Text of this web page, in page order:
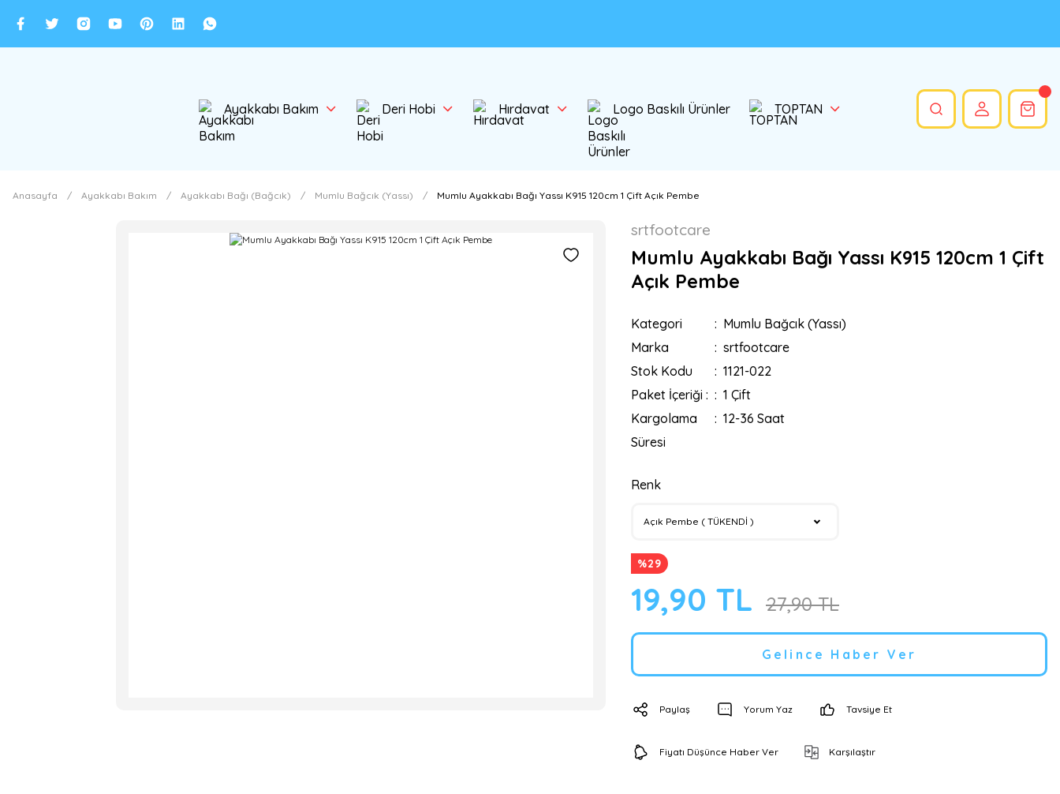
Ayakkabı Bakım Deri Hobi Hırdavat Logo Baskılı Ürünler TOPTAN
Anasayfa Ayakkabı Bakım Ayakkabı Bağı (Bağcık) Mumlu Bağcık (Yassı) Mumlu Ayakkabı Bağı Yassı K915 120cm 1 Çift Açık Pembe
srtfootcare
Mumlu Ayakkabı Bağı Yassı K915 120cm 1 Çift
Açık Pembe
Kategori
Mumlu Bağcık (Yassı)
Marka
srtfootcare
Stok Kodu
1121-022
Paket İçeriği :
1 Çift
Kargolama
Süresi
12-36 Saat
Renk
%29
19,90 TL 27,90 TL
Gelince Haber Ver
Paylaş Yorum Yaz Tavsiye Et
Fiyatı Düşünce Haber Ver Karşılaştır